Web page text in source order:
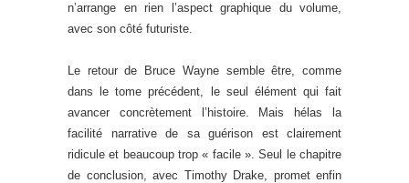
n’arrange en rien l’aspect graphique du volume,
avec son côté futuriste.
Le retour de Bruce Wayne semble être, comme
dans le tome précédent, le seul élément qui fait
avancer concrètement l’histoire. Mais hélas la
facilité narrative de sa guérison est clairement
ridicule et beaucoup trop « facile ». Seul le chapitre
de conclusion, avec Timothy Drake, promet enfin